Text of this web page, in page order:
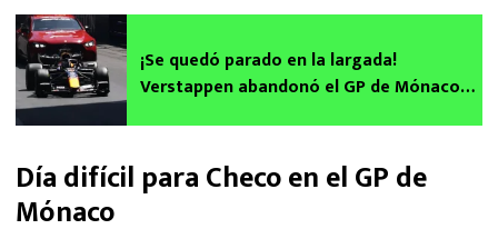
¡Se quedó parado en la largada!
Verstappen abandonó el GP de Mónaco
Día difícil para Checo en el GP de
Mónaco